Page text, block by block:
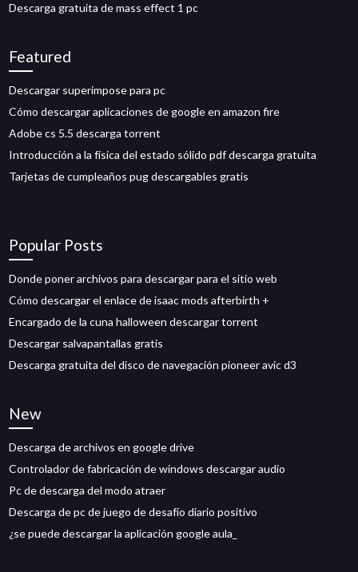
Descarga gratuita de mass effect 1 pc
Featured
Descargar superimpose para pc
Cómo descargar aplicaciones de google en amazon fire
Adobe cs 5.5 descarga torrent
Introducción a la física del estado sólido pdf descarga gratuita
Tarjetas de cumpleaños pug descargables gratis
Popular Posts
Donde poner archivos para descargar para el sitio web
Cómo descargar el enlace de isaac mods afterbirth +
Encargado de la cuna halloween descargar torrent
Descargar salvapantallas gratis
Descarga gratuita del disco de navegación pioneer avic d3
New
Descarga de archivos en google drive
Controlador de fabricación de windows descargar audio
Pc de descarga del modo atraer
Descarga de pc de juego de desafío diario positivo
¿se puede descargar la aplicación google aula_